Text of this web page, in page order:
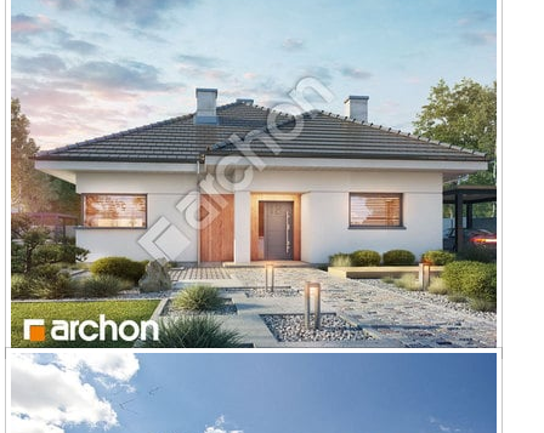
Dom w cieszyniankach
Dom w renklodach 4